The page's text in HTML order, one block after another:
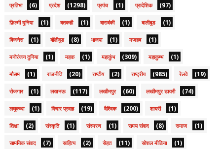
प्रतिभा (6) प्रदेश (1298) प्रपंच (1) प्रादेशिक (97)
फ़िल्मी दुनिया (1) बतकही (1) बाराबंकी (1) बालीबुड (1)
बिजनेस (1) बॉलीवुड (8) भाजपा (1) मजहब (1)
मनोरंजन दुनिया (1) महक (1) महाकुंभ (309) महाकुम्भ (1)
मौसम (1) राजनीति (20) राष्टीय (2) राष्ट्रीय (985) रेलवे (19)
रोजगार (1) लखनऊ (117) लखीमपुर (60) लखीमपुर डायरी (74)
लघुकथा (1) विचार प्रवाह (19) वैश्विक (200) शायरी (1)
शिक्षा (2) संस्कृति (1) संस्मरण (1) समय संवाद (8) समाज (1)
सामयिक संवाद (7) साहित्य (2) सेहत (11) सोशल मीडिया (1)